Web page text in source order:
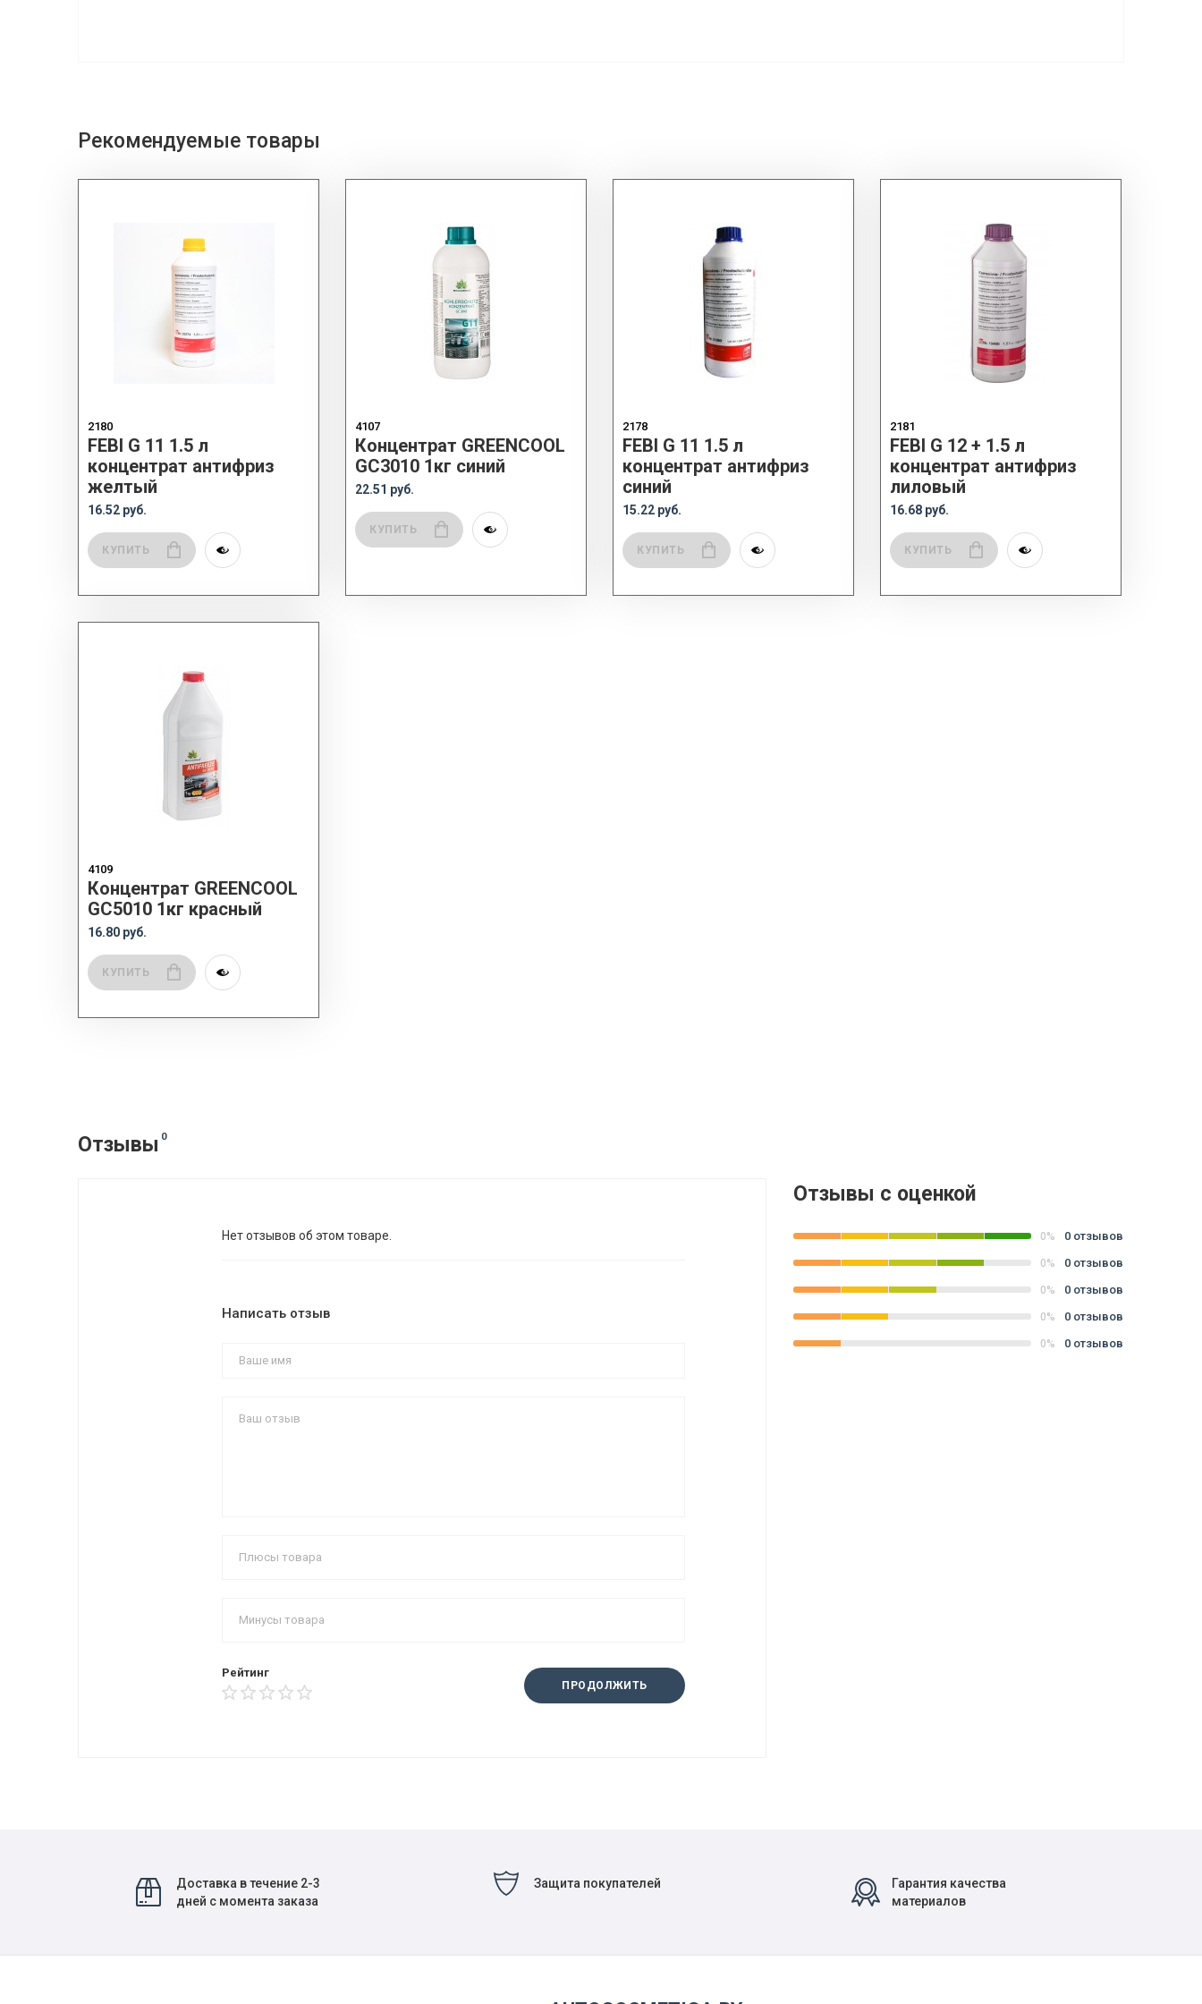
Рекомендуемые товары
2180
FEBI G 11 1.5 л
концентрат антифриз
желтый
16.52 руб.
КУПИТЬ
4107
Концентрат GREENCOOL
GC3010 1кг синий
22.51 руб.
КУПИТЬ
2178
FEBI G 11 1.5 л
концентрат антифриз
синий
15.22 руб.
КУПИТЬ
2181
FEBI G 12 + 1.5 л
концентрат антифриз
лиловый
16.68 руб.
КУПИТЬ
4109
Концентрат GREENCOOL
GC5010 1кг красный
16.80 руб.
КУПИТЬ
Отзывы 0
Нет отзывов об этом товаре.
Написать отзыв
Рейтинг
ПРОДОЛЖИТЬ
Отзывы с оценкой
0% 0 отзывов
0% 0 отзывов
0% 0 отзывов
0% 0 отзывов
0% 0 отзывов
Доставка в течение 2-3
дней с момента заказа
Защита покупателей
Гарантия качества
материалов